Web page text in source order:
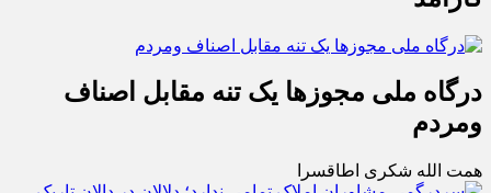
درگاه ملی مجوزها یک تنه مقابل اصناف
ومردم
همت الله شکری اطاقسرا